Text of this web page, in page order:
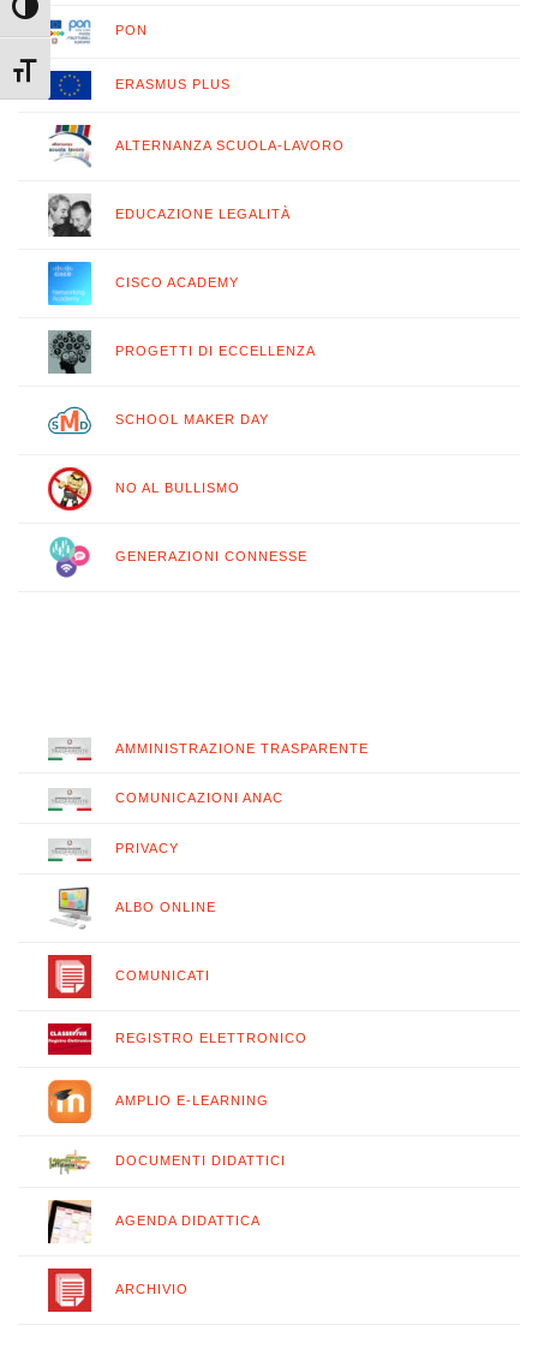
Attiva/disattiva alto contrasto
Attiva/disattiva dimensione testo
PON
ERASMUS PLUS
ALTERNANZA SCUOLA-LAVORO
EDUCAZIONE LEGALITÀ
CISCO ACADEMY
PROGETTI DI ECCELLENZA
SCHOOL MAKER DAY
NO AL BULLISMO
GENERAZIONI CONNESSE
AMMINISTRAZIONE TRASPARENTE
COMUNICAZIONI ANAC
PRIVACY
ALBO ONLINE
COMUNICATI
REGISTRO ELETTRONICO
AMPLIO E-LEARNING
DOCUMENTI DIDATTICI
AGENDA DIDATTICA
ARCHIVIO